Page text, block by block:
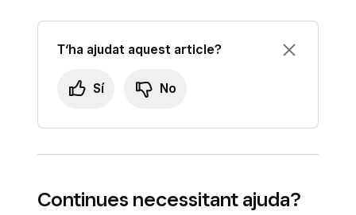
Crea una contrasenya.
amb les instruccions a seguir.
Obre’l i selecciona Restableix la
T‘ha ajudat aquest article?
Sí No
Continues necessitant ajuda?